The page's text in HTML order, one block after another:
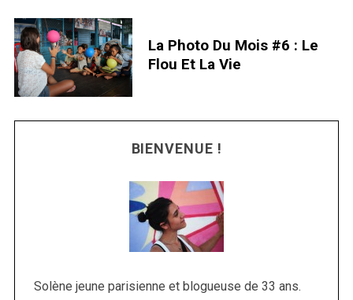
La Photo Du Mois #6 : Le
Flou Et La Vie
BIENVENUE !
Solène jeune parisienne et blogueuse de 33 ans.